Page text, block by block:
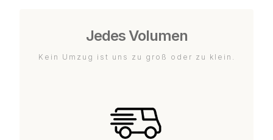
Jedes Volumen
Kein Umzug ist uns zu groß oder zu klein.